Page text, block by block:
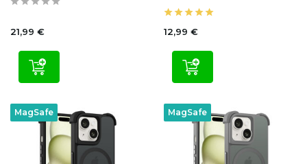
21,99 € 12,99 €
MagSafe MagSafe